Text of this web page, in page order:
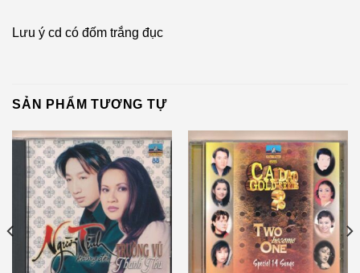
Lưu ý cd có đốm trắng đục
SẢN PHẨM TƯƠNG TỰ